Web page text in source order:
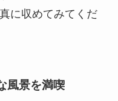
に収めてみてくだ
風景を満喫